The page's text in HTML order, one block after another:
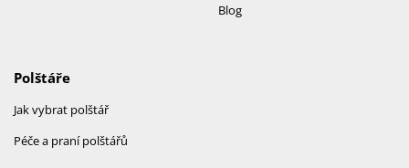
Blog
Polštáře
Jak vybrat polštář
Péče a praní polštářů